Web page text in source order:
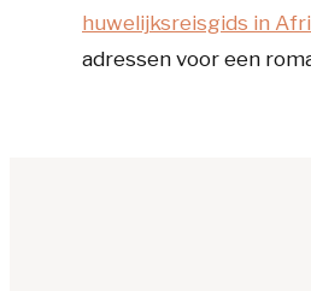
huwelijksreisgids in
adressen voor een